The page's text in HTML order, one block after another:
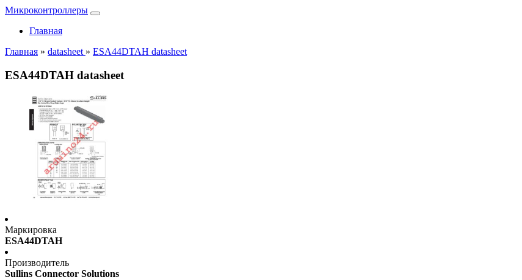
Микроконтроллеры
Главная
Главная » datasheet » ESA44DTAH datasheet
ESA44DTAH datasheet
Маркировка
ESA44DTAH
Производитель
Sullins Connector Solutions